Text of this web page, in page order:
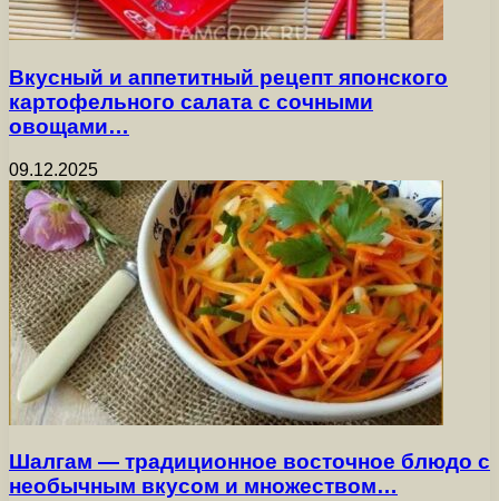
Вкусный и аппетитный рецепт японского
картофельного салата с сочными
овощами…
09.12.2025
Шалгам — традиционное восточное блюдо с
необычным вкусом и множеством…